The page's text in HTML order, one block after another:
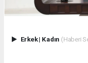
Erkek| Kadın (Haberi